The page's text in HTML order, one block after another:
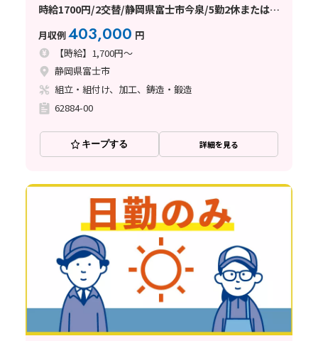
時給1700円/2交替/静岡県富士市今泉/5勤2休または4
勤2休/土日休みまたはシフト制/未経験歓迎/無期雇用
派遣/月収例40.3万円以上
月収例403,000 円
【時給】1,700円～
静岡県富士市
組立・組付け、加工、鋳造・鍛造
62884-00
キープする 詳細を見る